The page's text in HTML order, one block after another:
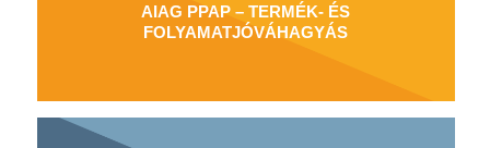
AIAG PPAP – TERMÉK- ÉS
FOLYAMATJÓVÁHAGYÁS